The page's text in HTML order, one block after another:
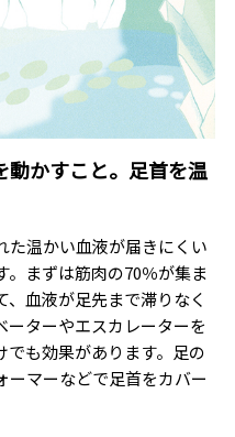
動かすこと。足首を温
た温かい血液が届きにくい
まずは筋肉の70％が集ま
血液が足先まで滞りなく
ーターやエスカレーターを
も効果があります。足の
ーマーなどで足首をカバー